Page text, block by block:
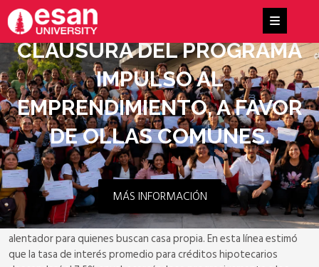
CLAUSURA DEL PROGRAMA
IMPULSO AL
EMPRENDIMIENTO, A FAVOR
DE OLLAS COMUNES.
MÁS INFORMACIÓN
Edmundo Lizarzaburu, profesor de
la carrera de Administración y
Finanzas de ESAN, explicó en Andina que este 2026 se presenta
alentador para quienes buscan casa propia. En esta línea estimó
que la tasa de interés promedio para créditos hipotecarios